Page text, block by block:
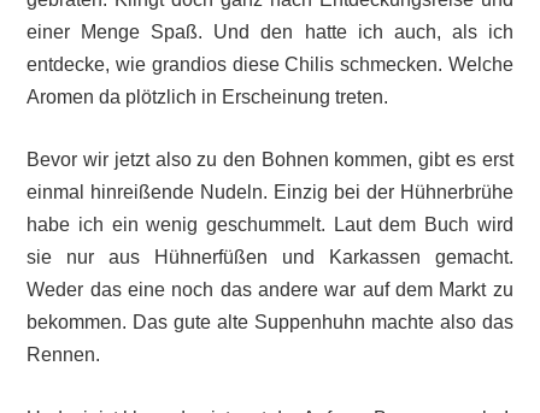
einer Menge Spaß. Und den hatte ich auch, als ich
entdecke, wie grandios diese Chilis schmecken. Welche
Aromen da plötzlich in Erscheinung treten.
Bevor wir jetzt also zu den Bohnen kommen, gibt es erst
einmal hinreißende Nudeln. Einzig bei der Hühnerbrühe
habe ich ein wenig geschummelt. Laut dem Buch wird
sie nur aus Hühnerfüßen und Karkassen gemacht.
Weder das eine noch das andere war auf dem Markt zu
bekommen. Das gute alte Suppenhuhn machte also das
Rennen.